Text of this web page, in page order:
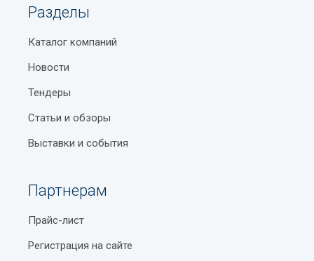
Разделы
Каталог компаний
Новости
Тендеры
Статьи и обзоры
Выставки и события
Партнерам
Прайс-лист
Регистрация на сайте